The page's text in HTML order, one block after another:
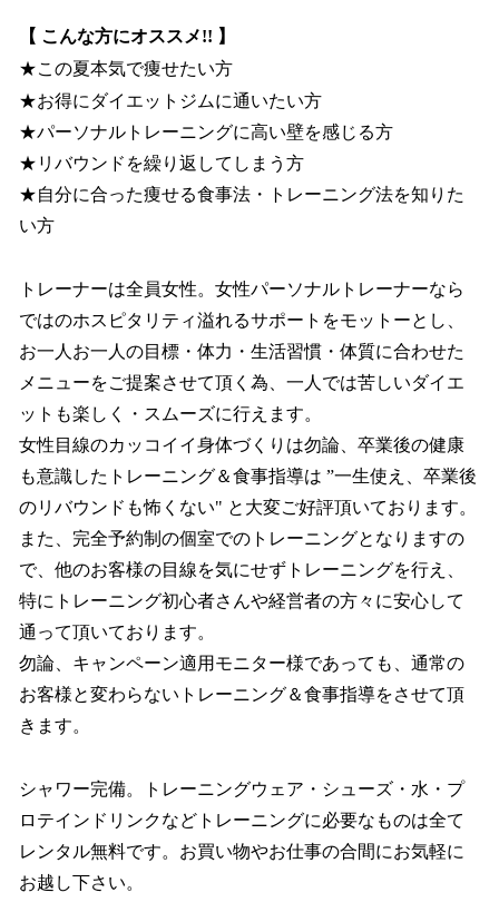
【 こんな方にオススメ!! 】
★この夏本気で痩せたい方
★お得にダイエットジムに通いたい方
★パーソナルトレーニングに高い壁を感じる方
★リバウンドを繰り返してしまう方
★自分に合った痩せる食事法・トレーニング法を知りた
い方
トレーナーは全員女性。女性パーソナルトレーナーなら
ではのホスピタリティ溢れるサポートをモットーとし、
お一人お一人の目標・体力・生活習慣・体質に合わせた
メニューをご提案させて頂く為、一人では苦しいダイエ
ットも楽しく・スムーズに行えます。
女性目線のカッコイイ身体づくりは勿論、卒業後の健康
も意識したトレーニング＆食事指導は ”一生使え、卒業後
のリバウンドも怖くない" と大変ご好評頂いております。
また、完全予約制の個室でのトレーニングとなりますの
で、他のお客様の目線を気にせずトレーニングを行え、
特にトレーニング初心者さんや経営者の方々に安心して
通って頂いております。
勿論、キャンペーン適用モニター様であっても、通常の
お客様と変わらないトレーニング＆食事指導をさせて頂
きます。
シャワー完備。トレーニングウェア・シューズ・水・プ
ロテインドリンクなどトレーニングに必要なものは全て
レンタル無料です。お買い物やお仕事の合間にお気軽に
お越し下さい。